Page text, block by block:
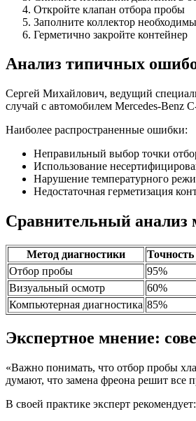
Откройте клапан отбора пробы
Заполните коллектор
Герметично закройте контейнер
Анализ типичных
Сергей Михайлович, ведущий
случай с автомобилем Mercedes-Benz
Наиболее распространенные ошибки:
Неправильный выбор точки
Использование
Нарушение температурного
Недостаточная герметизация
Сравнительный анализ
Метод диагностики
Отбор пробы
95%
Визуальный осмотр
60%
Компьютерная диагностика 85%
Экспертное мнение:
«Важно понимать, что отбор пробы
думают, что замена фреона решит все
В своей практике эксперт рекомендует: